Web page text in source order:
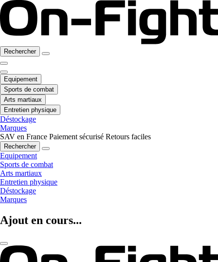
Rechercher
Equipement
Sports de combat
Arts martiaux
Entretien physique
Déstockage
Marques
SAV en France Paiement sécurisé Retours faciles
Rechercher
Equipement
Sports de combat
Arts martiaux
Entretien physique
Déstockage
Marques
Ajout en cours...